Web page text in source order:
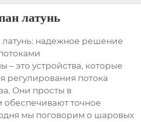
латунь
надежное решение
– это устройства, которые
регулирования потока
Они просты в
обеспечивают точное
мы поговорим о шаровых